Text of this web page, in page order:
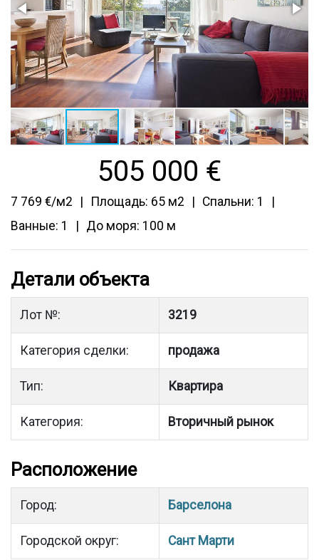
505 000 €
7 769 €/м2 Площадь: 65 м2
Спальни: 1
Ванные: 1
До моря: 100 м
Детали объекта
Лот №: 3219
Категория сделки: продажа
Тип: Квартира
Категория: Вторичный рынок
Расположение
Город: Барселона
Городской округ: Сант Марти